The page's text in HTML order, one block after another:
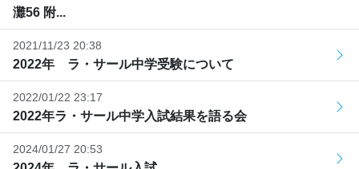
灘56 附...
2021/11/23 20:38
2022年 ラ・サール中学受験について
2022/01/22 23:17
2022年ラ・サール中学入試結果を語る会
2024/01/27 20:53